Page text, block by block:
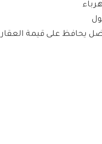
يحافظ على قيمة العقار